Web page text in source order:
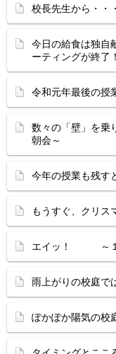
校長先生から・・・
今日の給食は独自
ーティングが終了！
令和元年最後の
数々の「壁」を
朝会～
今年の授業も残す
もうすぐ、クリ
エイッ！ ～１
雨上がりの校庭で
ぽかぽか陽気の校